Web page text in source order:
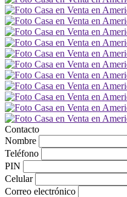
Contacto
Nombre
Teléfono
PIN
Celular
Correo electrónico